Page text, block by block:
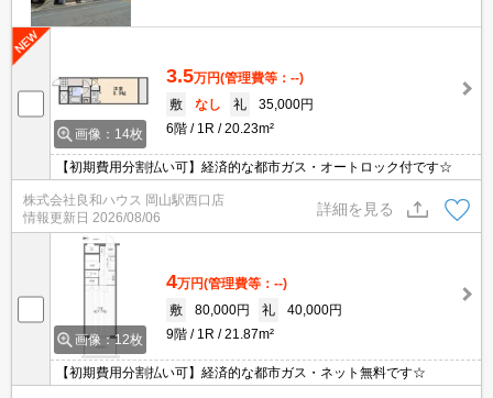
画像：14枚
3.5万円(管理費等：--)
敷
なし 礼
35,000円
6階
1R 20.23m²
【初期費用分割払い可】経済的な都市ガス・オートロック付です☆
株式会社良和ハウス 岡山駅西口店
情報更新日 2026/08/06
詳細を見る
画像：12枚
4万円(管理費等：--)
敷
80,000円 礼
40,000円
9階
1R 21.87m²
【初期費用分割払い可】経済的な都市ガス・ネット無料です☆